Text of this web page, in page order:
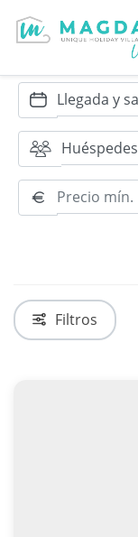
Huéspedes
Filtros